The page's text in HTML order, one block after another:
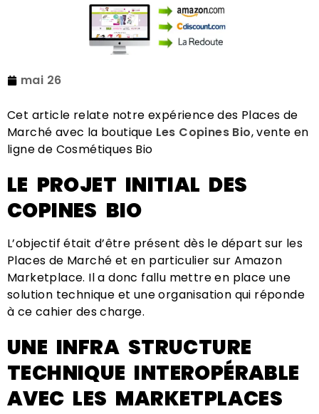
mai 26
Cet article relate notre expérience des Places de
Marché avec la boutique Les Copines Bio, vente en
ligne de Cosmétiques Bio
LE PROJET INITIAL DES
COPINES BIO
L’objectif était d’être présent dès le départ sur les
Places de Marché et en particulier sur Amazon
Marketplace. Il a donc fallu mettre en place une
solution technique et une organisation qui réponde
à ce cahier des charge.
UNE INFRA STRUCTURE
TECHNIQUE INTEROPÉRABLE
AVEC LES MARKETPLACES